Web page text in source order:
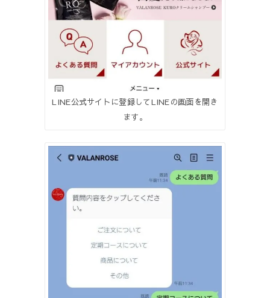
LINE公式サイトに登録してLINEの画面を開き
ます。